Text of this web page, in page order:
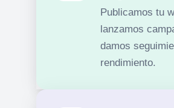
Publicamos tu
lanzamos
damos
rendimiento.